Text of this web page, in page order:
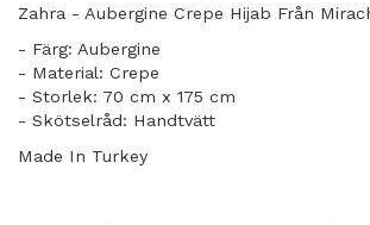
Zahra - Aubergine Crepe Hijab Från
- Färg: Aubergine
- Material: Crepe
- Storlek: 70 cm x 175 cm
- Skötselråd: Handtvätt
Made In Turkey